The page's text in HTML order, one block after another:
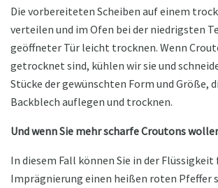
Die vorbereiteten Scheiben auf einem
verteilen und im Ofen bei der niedrigsten
geöffneter Tür leicht trocknen. Wenn
getrocknet sind, kühlen wir sie und
Stücke der gewünschten Form und Größe,
Backblech auflegen und trocknen.
Und wenn Sie mehr scharfe Croutons
In diesem Fall können Sie in der Flüssigkeit
Imprägnierung einen heißen roten Pfeffer